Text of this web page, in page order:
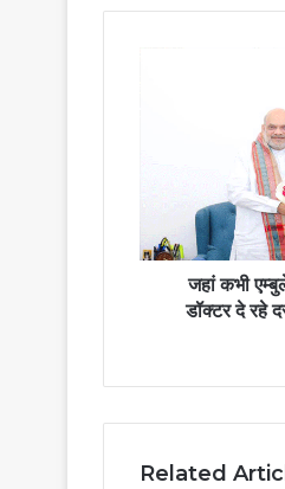
जहां कभी
डॉक्टर दे रहे
Related